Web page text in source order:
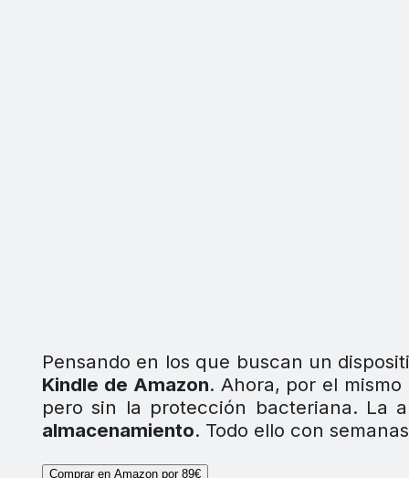
Pensando en los que buscan un
Kindle de Amazon. Ahora, por el
pero sin la protección bacteriana. La
almacenamiento. Todo ello con
Comprar en Amazon por 89€